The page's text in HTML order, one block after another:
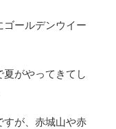
ールデンウイー
がやってきてし
すが、赤城山や赤